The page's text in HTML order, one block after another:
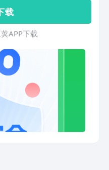
扰广告，保证连接链路无
爽手机体验！【连接更省
精准，优化信号检测功
态实时提醒，让用户对当
了然。【Deepseek R1-
接入Deepseek，免费使
网搜索功能，更快的速
能，随时随地为用户答疑
：400-035-8000邮箱：
zenmen.com官网：
载
APP下载